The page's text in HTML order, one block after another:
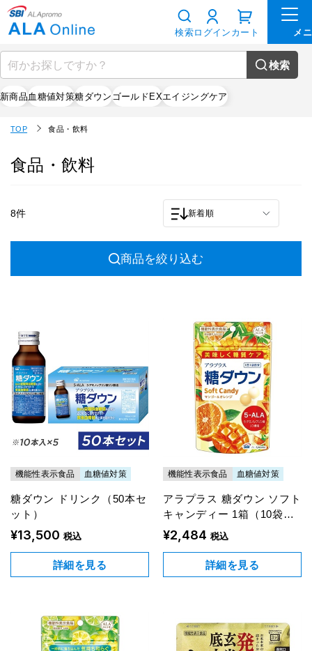
検索
新商品血糖値対策糖ダウンゴールドEXエイジングケア
検索ログイン カート
TOP 食品・飲料
食品・飲料
8件 新着順
商品を絞り込む
機能性表示食品 血糖値対策
糖ダウン ドリンク（50本セ
ット）
¥13,500 税込
詳細を見る
機能性表示食品 血糖値対策
アラプラス 糖ダウン ソフト
キャンディー 1箱（10袋入
り）
¥2,484 税込
詳細を見る